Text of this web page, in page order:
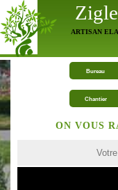
ARTISAN
Bureau
Chantier
ON VOUS